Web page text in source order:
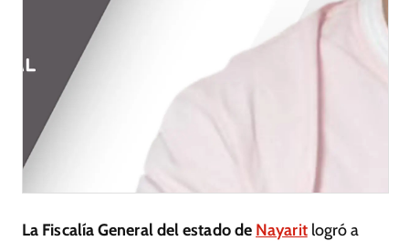
La Fiscalía General del estado de Nayaritlogró a